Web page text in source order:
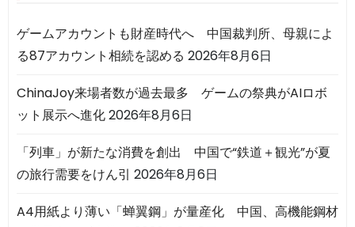
ゲームアカウントも財産時代へ 中国裁判所、母親によ
る87アカウント相続を認める 2026年8月6日
ChinaJoy来場者数が過去最多 ゲームの祭典がAIロボ
ット展示へ進化2026年8月6日
「列車」が新たな消費を創出 中国で“鉄道＋観光”が夏
の旅行需要をけん引 2026年8月6日
A4用紙より薄い「蝉翼鋼」が量産化 中国、高機能鋼材